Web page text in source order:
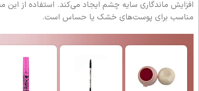
افزایش ماندگاری سایه چشم ایجاد می‌کند. استفاده از
مناسب برای پوست‌های خشک یا حساس است.